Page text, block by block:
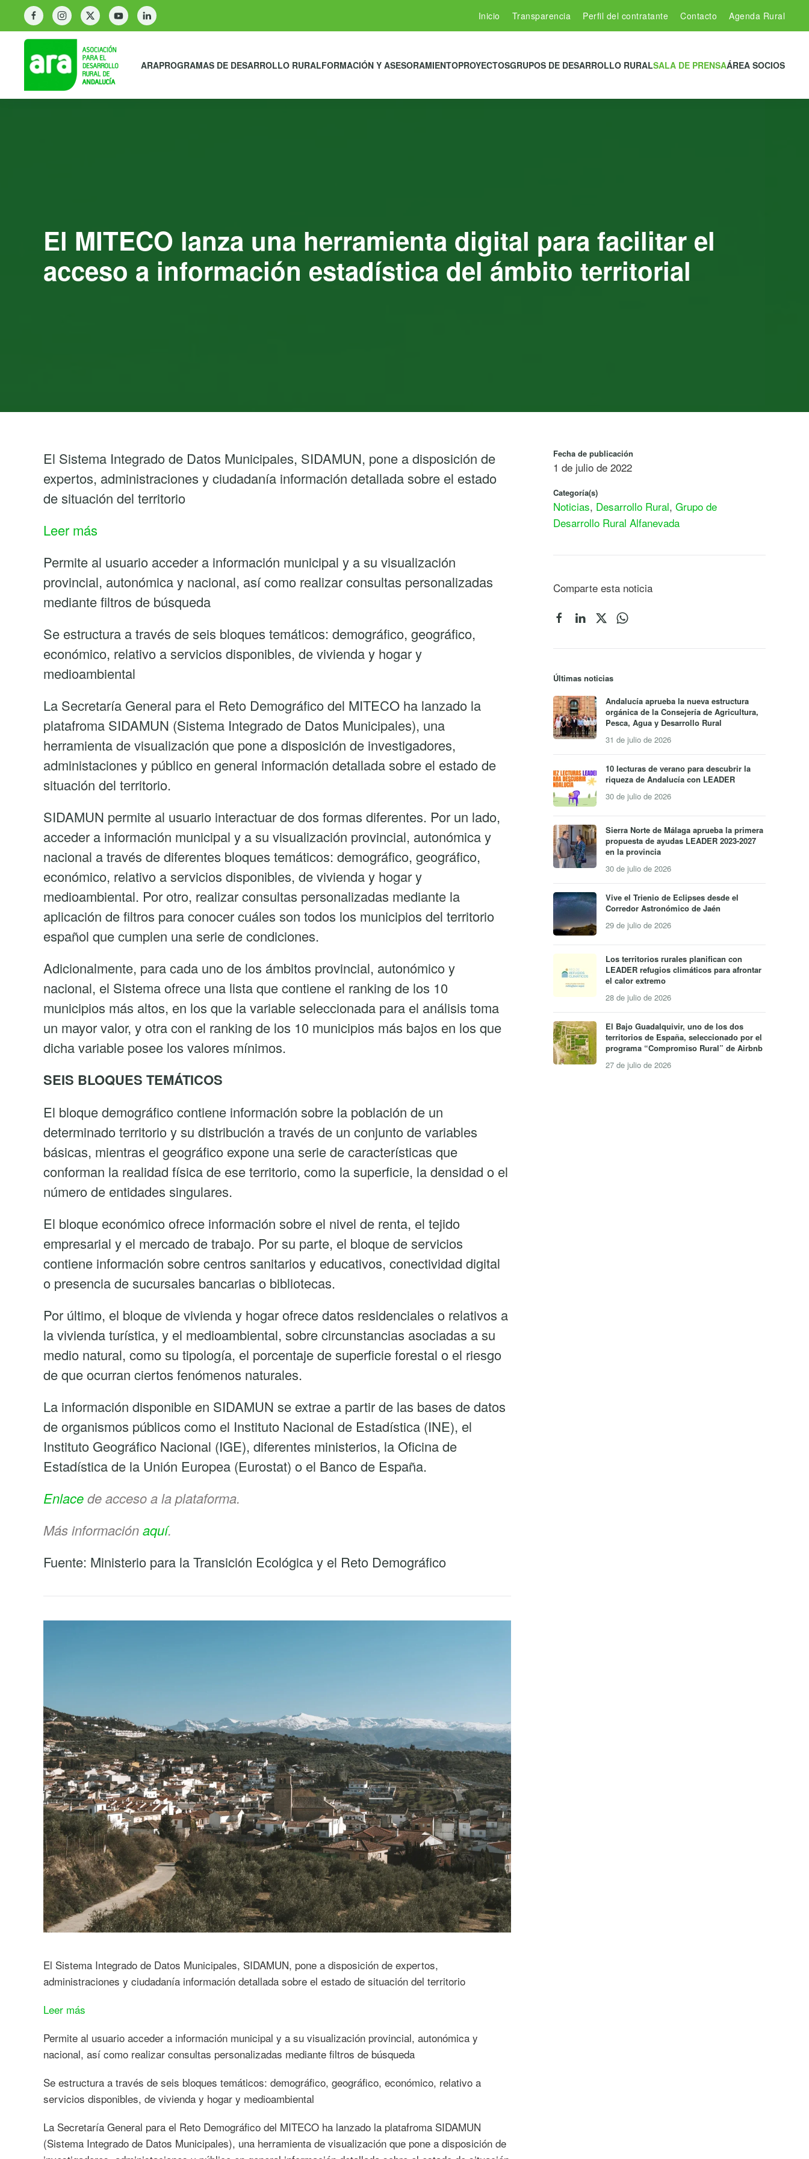
Inicio Transparencia Perfil del contratante Contacto Agenda Rural
ARAPROGRAMAS DE DESARROLLO RURALFORMACIÓN Y ASESORAMIENTOPROYECTOSGRUPOS DE DESARROLLO RURALSALA DE PRENSAÁREA SOCIOS
El MITECO lanza una herramienta digital para facilitar el
acceso a información estadística del ámbito territorial
El Sistema Integrado de Datos Municipales, SIDAMUN, pone a disposición de
expertos, administraciones y ciudadanía información detallada sobre el estado
de situación del territorio
Leer más
MITECO
lanza
una
herramienta
digital
para
el
acceso
a
información
estadística
ámbito
territorial
Permite al usuario acceder a información municipal y a su visualización
provincial, autonómica y nacional, así como realizar consultas personalizadas
mediante filtros de búsqueda
Se estructura a través de seis bloques temáticos: demográfico, geográfico,
económico, relativo a servicios disponibles, de vivienda y hogar y
medioambiental
La Secretaría General para el Reto Demográfico del MITECO ha lanzado la
platafroma SIDAMUN (Sistema Integrado de Datos Municipales), una
herramienta de visualización que pone a disposición de investigadores,
administaciones y público en general información detallada sobre el estado de
situación del territorio.
SIDAMUN permite al usuario interactuar de dos formas diferentes. Por un lado,
acceder a información municipal y a su visualización provincial, autonómica y
nacional a través de diferentes bloques temáticos: demográfico, geográfico,
económico, relativo a servicios disponibles, de vivienda y hogar y
medioambiental. Por otro, realizar consultas personalizadas mediante la
aplicación de filtros para conocer cuáles son todos los municipios del territorio
español que cumplen una serie de condiciones.
Adicionalmente, para cada uno de los ámbitos provincial, autonómico y
nacional, el Sistema ofrece una lista que contiene el ranking de los 10
municipios más altos, en los que la variable seleccionada para el análisis toma
un mayor valor, y otra con el ranking de los 10 municipios más bajos en los que
dicha variable posee los valores mínimos.
SEIS BLOQUES TEMÁTICOS
El bloque demográfico contiene información sobre la población de un
determinado territorio y su distribución a través de un conjunto de variables
básicas, mientras el geográfico expone una serie de características que
conforman la realidad física de ese territorio, como la superficie, la densidad o el
número de entidades singulares.
El bloque económico ofrece información sobre el nivel de renta, el tejido
empresarial y el mercado de trabajo. Por su parte, el bloque de servicios
contiene información sobre centros sanitarios y educativos, conectividad digital
o presencia de sucursales bancarias o bibliotecas.
Por último, el bloque de vivienda y hogar ofrece datos residenciales o relativos a
la vivienda turística, y el medioambiental, sobre circunstancias asociadas a su
medio natural, como su tipología, el porcentaje de superficie forestal o el riesgo
de que ocurran ciertos fenómenos naturales.
La información disponible en SIDAMUN se extrae a partir de las bases de datos
de organismos públicos como el Instituto Nacional de Estadística (INE), el
Instituto Geográfico Nacional (IGE), diferentes ministerios, la Oficina de
Estadística de la Unión Europea (Eurostat) o el Banco de España.
Enlacede acceso a la plataforma.
Más informaciónaquí.
Fuente: Ministerio para la Transición Ecológica y el Reto Demográfico
El Sistema Integrado de Datos Municipales, SIDAMUN, pone a disposición de expertos,
administraciones y ciudadanía información detallada sobre el estado de situación del territorio
Leer más
MITECO
lanza
herramienta
digital
para
facilitar
el
Permite al usuario acceder a información municipal y a su visualización provincial, autonómica y
nacional, así como realizar consultas personalizadas mediante filtros de búsqueda
Se estructura a través de seis bloques temáticos: demográfico, geográfico, económico, relativo a
servicios disponibles, de vivienda y hogar y medioambiental
La Secretaría General para el Reto Demográfico del MITECO ha lanzado la platafroma SIDAMUN
(Sistema Integrado de Datos Municipales), una herramienta de visualización que pone a disposición de
Fecha de publicación
1 de julio de 2022
Categoría(s)
Noticias, Desarrollo Rural, Grupo de
Desarrollo Rural Alfanevada
Comparte esta noticia
Últimas noticias
Andalucía aprueba la nueva estructura
orgánica de la Consejería de Agricultura,
Pesca, Agua y Desarrollo Rural
31 de julio de 2026
10 lecturas de verano para descubrir la
riqueza de Andalucía con LEADER
30 de julio de 2026
Sierra Norte de Málaga aprueba la primera
propuesta de ayudas LEADER 2023-2027
en la provincia
30 de julio de 2026
Vive el Trienio de Eclipses desde el
Corredor Astronómico de Jaén
29 de julio de 2026
Los territorios rurales planifican con
LEADER refugios climáticos para afrontar
el calor extremo
28 de julio de 2026
El Bajo Guadalquivir, uno de los dos
territorios de España, seleccionado por el
programa “Compromiso Rural” de Airbnb
27 de julio de 2026